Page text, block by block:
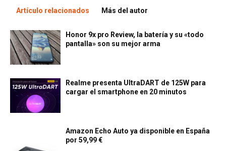
Artículo relacionados Más del autor
Honor 9x pro Review, la batería y su «todo
pantalla» son su mejor arma
Realme presenta UltraDART de 125W para
cargar el smartphone en 20 minutos
Amazon Echo Auto ya disponible en España
por 59,99 €